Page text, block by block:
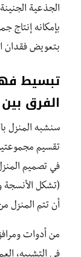
الجذعية
بإمكانه إنتاج
بتعويض فقدان
تبسيط
الفرق
سنشبه المنزل
تقسيم
في تصميم
(تشكل الأنسجة
أن تتم المنزل
من أدوات